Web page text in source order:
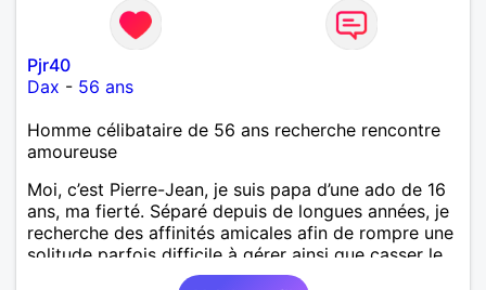
Pjr40
Dax - 56 ans
Homme célibataire de 56 ans recherche rencontre
amoureuse
Moi, c’est Pierre-Jean, je suis papa d’une ado de 16
ans, ma fierté. Séparé depuis de longues années, je
recherche des affinités amicales afin de rompre une
solitude parfois difficile à gérer ainsi que casser le
vague à l’âme. L’amitié reste extrêmement